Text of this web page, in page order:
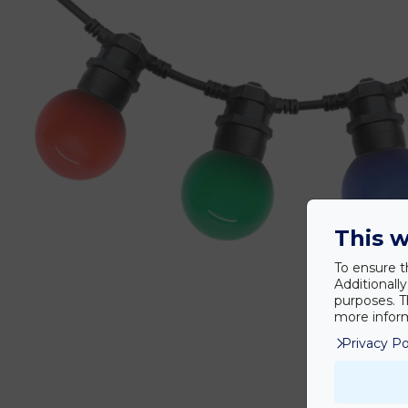
This
To ensure
purposes.
more
Privacy